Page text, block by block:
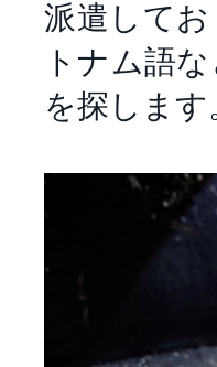
派遣して
トナム語
を探します